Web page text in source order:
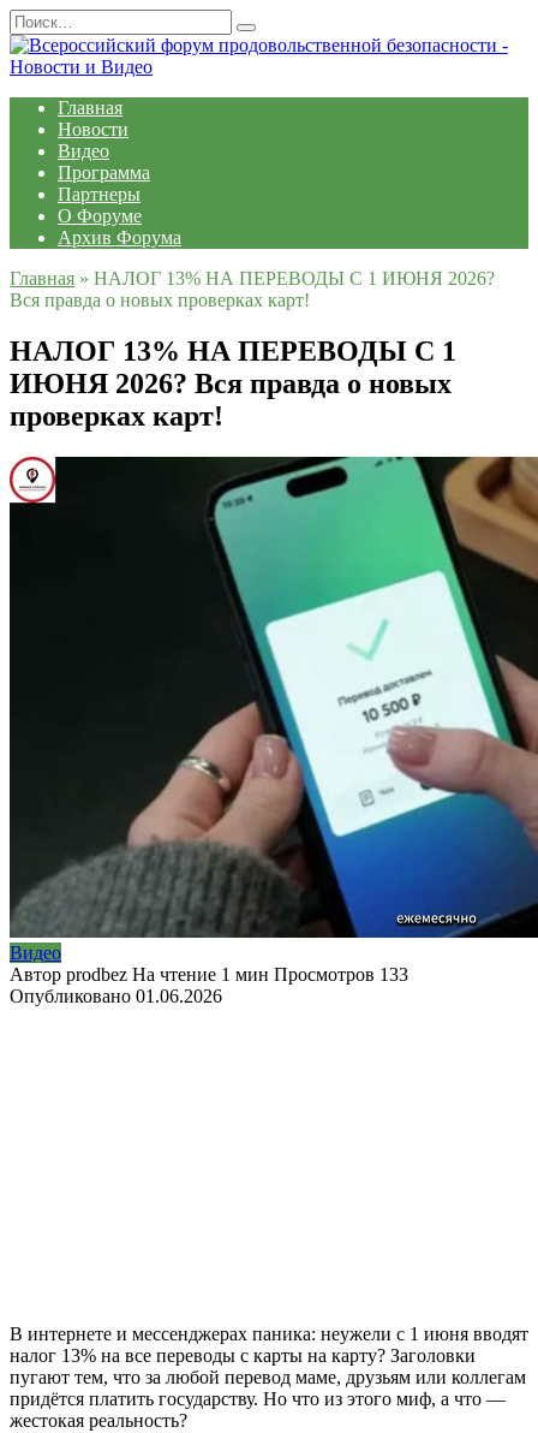
Перейти
к
содержанию
Search
for:
Главная
Новости
Видео
Программа
Партнеры
О Форуме
Архив Форума
Главная » НАЛОГ 13% НА ПЕРЕВОДЫ С 1 ИЮНЯ 2026?
Вся правда о новых проверках карт!
НАЛОГ 13% НА ПЕРЕВОДЫ С 1
ИЮНЯ 2026? Вся правда о новых
проверках карт!
Видео
Автор prodbez На чтение 1 мин Просмотров 133
Опубликовано 01.06.2026
В интернете и мессенджерах паника: неужели с 1 июня вводят
налог 13% на все переводы с карты на карту? Заголовки
пугают тем, что за любой перевод маме, друзьям или коллегам
придётся платить государству. Но что из этого миф, а что —
жестокая реальность?